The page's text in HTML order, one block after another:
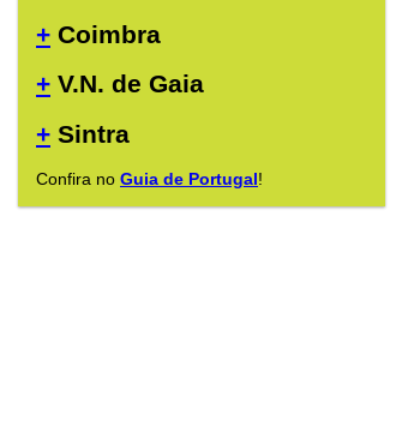
+ Coimbra
+ V.N. de Gaia
+ Sintra
Confira no Guia de Portugal!